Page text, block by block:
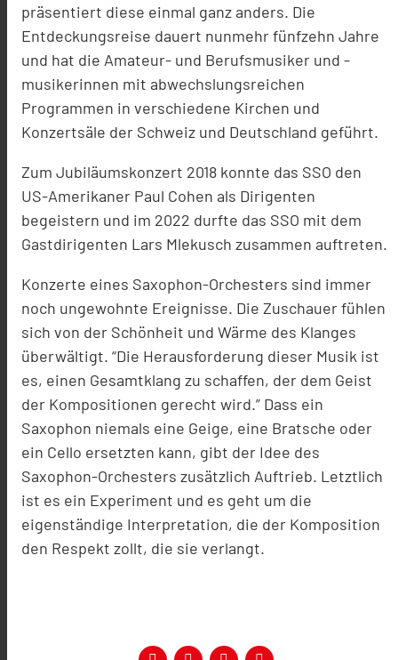
präsentiert diese einmal ganz anders. Die
Entdeckungsreise dauert nunmehr fünfzehn Jahre
und hat die Amateur- und Berufsmusiker und -
musikerinnen mit abwechslungsreichen
Programmen in verschiedene Kirchen und
Konzertsäle der Schweiz und Deutschland geführt.
Zum Jubiläumskonzert 2018 konnte das SSO den
US-Amerikaner Paul Cohen als Dirigenten
begeistern und im 2022 durfte das SSO mit dem
Gastdirigenten Lars Mlekusch zusammen auftreten.
Konzerte eines Saxophon-Orchesters sind immer
noch ungewohnte Ereignisse. Die Zuschauer fühlen
sich von der Schönheit und Wärme des Klanges
überwältigt. “Die Herausforderung dieser Musik ist
es, einen Gesamtklang zu schaffen, der dem Geist
der Kompositionen gerecht wird.” Dass ein
Saxophon niemals eine Geige, eine Bratsche oder
ein Cello ersetzten kann, gibt der Idee des
Saxophon-Orchesters zusätzlich Auftrieb. Letztlich
ist es ein Experiment und es geht um die
eigenständige Interpretation, die der Komposition
den Respekt zollt, die sie verlangt.